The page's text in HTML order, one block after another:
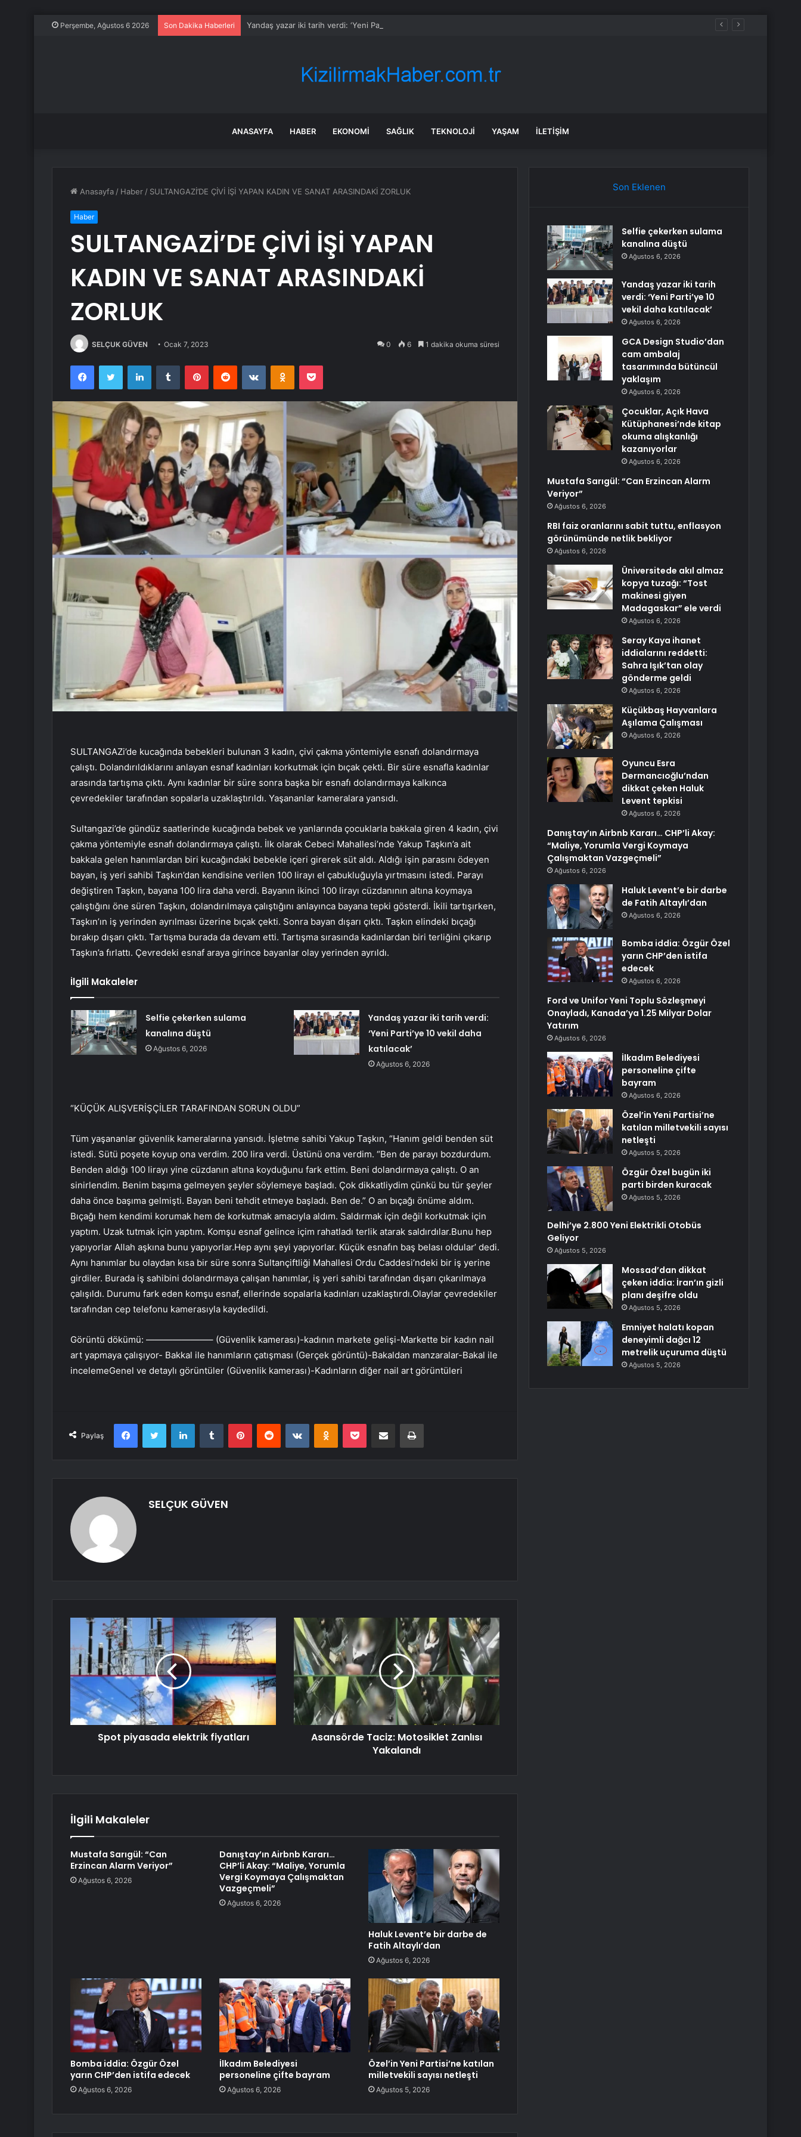
Perşembe, Ağustos 6 2026 Son Dakika Haberleri Yandaş yazar iki tarih verdi: ‘Yeni Parti’ye 10 vekil daha katılacak’
ANASAYFA HABER EKONOMI SAĞLIK TEKNOLOJI YAŞAM İLETIŞIM
Anasayfa / Haber / SULTANGAZİ’DE ÇİVİ İŞİ YAPAN KADIN VE SANAT ARASINDAKİ ZORLUK
Haber
SULTANGAZİ’DE ÇİVİ İŞİ YAPAN
KADIN VE SANAT ARASINDAKİ
ZORLUK
SELÇUK GÜVEN Ocak 7, 2023 0 6 1 dakika okuma süresi
FacebookTwitter LinkedInTumblr PinterestReddit VKontakteOdnoklassniki
Pocket
SULTANGAZi’de kucağında bebekleri bulunan 3 kadın, çivi çakma yöntemiyle esnafı dolandırmaya
çalıştı. Dolandırıldıklarını anlayan esnaf kadınları korkutmak için bıçak çekti. Bir süre esnafla kadınlar
arasında tartışma çıktı. Aynı kadınlar bir süre sonra başka bir esnafı dolandırmaya kalkınca
çevredekiler tarafından sopalarla uzaklaştırıldı. Yaşananlar kameralara yansıdı.
Sultangazi’de gündüz saatlerinde kucağında bebek ve yanlarında çocuklarla bakkala giren 4 kadın, çivi
çakma yöntemiyle esnafı dolandırmaya çalıştı. İlk olarak Cebeci Mahallesi’nde Yakup Taşkın’a ait
bakkala gelen hanımlardan biri kucağındaki bebekle içeri girerek süt aldı. Aldığı işin parasını ödeyen
bayan, iş yeri sahibi Taşkın’dan kendisine verilen 100 lirayı el çabukluğuyla yırtmasını istedi. Parayı
değiştiren Taşkın, bayana 100 lira daha verdi. Bayanın ikinci 100 lirayı cüzdanının altına koymaya
çalıştığını öne süren Taşkın, dolandırılmaya çalıştığını anlayınca bayana tepki gösterdi. İkili tartışırken,
Taşkın’ın iş yerinden ayrılması üzerine bıçak çekti. Sonra bayan dışarı çıktı. Taşkın elindeki bıçağı
bırakıp dışarı çıktı. Tartışma burada da devam etti. Tartışma sırasında kadınlardan biri terliğini çıkarıp
Taşkın’a fırlattı. Çevredeki esnaf araya girince bayanlar olay yerinden ayrıldı.
İlgili Makaleler
Selfie çekerken sulama
kanalına düştü
Ağustos 6, 2026
Yandaş yazar iki tarih verdi:
‘Yeni Parti’ye 10 vekil daha
katılacak’
Ağustos 6, 2026
“KÜÇÜK ALIŞVERİŞÇİLER TARAFINDAN SORUN OLDU”
Tüm yaşananlar güvenlik kameralarına yansıdı. İşletme sahibi Yakup Taşkın, “Hanım geldi benden süt
istedi. Sütü poşete koyup ona verdim. 200 lira verdi. Üstünü ona verdim. “Ben de parayı bozdurdum.
Benden aldığı 100 lirayı yine cüzdanın altına koyduğunu fark ettim. Beni dolandırmaya çalıştı. O an
sinirlendim. Benim başıma gelmeyen şeyler söylemeye başladı. Çok dikkatliydim çünkü bu tür şeyler
daha önce başıma gelmişti. Bayan beni tehdit etmeye başladı. Ben de.” O an bıçağı önüme aldım.
Bıçağı hem kendimi korumak hem de korkutmak amacıyla aldım. Saldırmak için değil korkutmak için
yaptım. Uzak tutmak için yaptım. Komşu esnaf gelince içim rahatladı terlik atarak saldırdılar.Bunu hep
yapıyorlar Allah aşkına bunu yapıyorlar.Hep aynı şeyi yapıyorlar. Küçük esnafın baş belası oldular’ dedi.
Aynı hanımlar bu olaydan kısa bir süre sonra Sultançiftliği Mahallesi Ordu Caddesi’ndeki bir iş yerine
girdiler. Burada iş sahibini dolandırmaya çalışan hanımlar, iş yeri sahibi tarafından dışarı çıkarılmaya
çalışıldı. Durumu fark eden komşu esnaf, ellerinde sopalarla kadınları uzaklaştırdı.Olaylar çevredekiler
tarafından cep telefonu kamerasıyla kaydedildi.
Görüntü dökümü: ———————– (Güvenlik kamerası)-kadının markete gelişi-Markette bir kadın nail
art yapmaya çalışıyor- Bakkal ile hanımların çatışması (Gerçek görüntü)-Bakaldan manzaralar-Bakal ile
incelemeGenel ve detaylı görüntüler (Güvenlik kamerası)-Kadınların diğer nail art görüntüleri
Paylaş
FacebookTwitter LinkedInTumblr PinterestReddit VKontakteOdnoklassniki
Pocket E-Posta ile paylaş Yazdır
SELÇUK GÜVEN
Spot piyasada elektrik fiyatları
Asansörde Taciz: Motosiklet Zanlısı
Yakalandı
İlgili Makaleler
Mustafa Sarıgül: “Can
Erzincan Alarm Veriyor”
Ağustos 6, 2026
Danıştay’ın Airbnb Kararı…
CHP’li Akay: “Maliye, Yorumla
Vergi Koymaya Çalışmaktan
Vazgeçmeli”
Ağustos 6, 2026
Haluk Levent’e bir darbe de
Fatih Altaylı’dan
Ağustos 6, 2026
Bomba iddia: Özgür Özel
yarın CHP’den istifa edecek
Ağustos 6, 2026
İlkadım Belediyesi
personeline çifte bayram
Ağustos 6, 2026
Özel’in Yeni Partisi’ne katılan
milletvekili sayısı netleşti
Ağustos 5, 2026
Son Eklenen
Selfie çekerken sulama
kanalına düştü
Ağustos 6, 2026
Yandaş yazar iki tarih
verdi: ‘Yeni Parti’ye 10
vekil daha katılacak’
Ağustos 6, 2026
GCA Design Studio’dan
cam ambalaj
tasarımında bütüncül
yaklaşım
Ağustos 6, 2026
Çocuklar, Açık Hava
Kütüphanesi’nde kitap
okuma alışkanlığı
kazanıyorlar
Ağustos 6, 2026
Mustafa Sarıgül: “Can Erzincan Alarm
Veriyor”
Ağustos 6, 2026
RBI faiz oranlarını sabit tuttu, enflasyon
görünümünde netlik bekliyor
Ağustos 6, 2026
Üniversitede akıl almaz
kopya tuzağı: “Tost
makinesi giyen
Madagaskar” ele verdi
Ağustos 6, 2026
Seray Kaya ihanet
iddialarını reddetti:
Sahra Işık’tan olay
gönderme geldi
Ağustos 6, 2026
Küçükbaş Hayvanlara
Aşılama Çalışması
Ağustos 6, 2026
Oyuncu Esra
Dermancıoğlu’ndan
dikkat çeken Haluk
Levent tepkisi
Ağustos 6, 2026
Danıştay’ın Airbnb Kararı… CHP’li Akay:
“Maliye, Yorumla Vergi Koymaya
Çalışmaktan Vazgeçmeli”
Ağustos 6, 2026
Haluk Levent’e bir darbe
de Fatih Altaylı’dan
Ağustos 6, 2026
Bomba iddia: Özgür Özel
yarın CHP’den istifa
edecek
Ağustos 6, 2026
Ford ve Unifor Yeni Toplu Sözleşmeyi
Onayladı, Kanada’ya 1.25 Milyar Dolar
Yatırım
Ağustos 6, 2026
İlkadım Belediyesi
personeline çifte
bayram
Ağustos 6, 2026
Özel’in Yeni Partisi’ne
katılan milletvekili sayısı
netleşti
Ağustos 5, 2026
Özgür Özel bugün iki
parti birden kuracak
Ağustos 5, 2026
Delhi’ye 2.800 Yeni Elektrikli Otobüs
Geliyor
Ağustos 5, 2026
Mossad’dan dikkat
çeken iddia: İran’ın gizli
planı deşifre oldu
Ağustos 5, 2026
Emniyet halatı kopan
deneyimli dağcı 12
metrelik uçuruma düştü
Ağustos 5, 2026